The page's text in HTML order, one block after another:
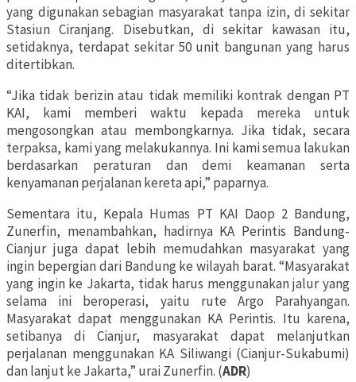
yang digunakan sebagian masyarakat tanpa izin, di sekitar
Stasiun Ciranjang. Disebutkan, di sekitar kawasan itu,
setidaknya, terdapat sekitar 50 unit bangunan yang harus
ditertibkan.
“Jika tidak berizin atau tidak memiliki kontrak dengan PT
KAI, kami memberi waktu kepada mereka untuk
mengosongkan atau membongkarnya. Jika tidak, secara
terpaksa, kami yang melakukannya. Ini kami semua lakukan
berdasarkan peraturan dan demi keamanan serta
kenyamanan perjalanan kereta api,” paparnya.
Sementara itu, Kepala Humas PT KAI Daop 2 Bandung,
Zunerfin, menambahkan, hadirnya KA Perintis Bandung-
Cianjur juga dapat lebih memudahkan masyarakat yang
ingin bepergian dari Bandung ke wilayah barat. “Masyarakat
yang ingin ke Jakarta, tidak harus menggunakan jalur yang
selama ini beroperasi, yaitu rute Argo Parahyangan.
Masyarakat dapat menggunakan KA Perintis. Itu karena,
setibanya di Cianjur, masyarakat dapat melanjutkan
perjalanan menggunakan KA Siliwangi (Cianjur-Sukabumi)
dan lanjut ke Jakarta,” urai Zunerfin. (ADR)